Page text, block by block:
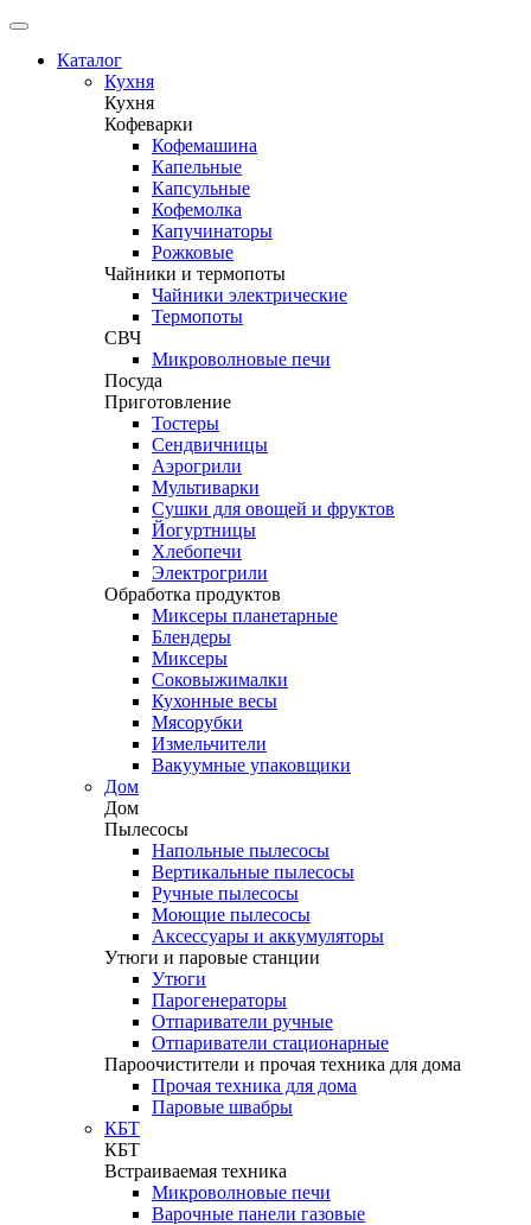
Каталог
Кухня
Кухня
Кофеварки
Кофемашина
Капельные
Капсульные
Кофемолка
Капучинаторы
Рожковые
Чайники и термопоты
Чайники электрические
Термопоты
СВЧ
Микроволновые печи
Посуда
Приготовление
Тостеры
Сендвичницы
Аэрогрили
Мультиварки
Сушки для овощей и фруктов
Йогуртницы
Хлебопечи
Электрогрили
Обработка продуктов
Миксеры планетарные
Блендеры
Миксеры
Соковыжималки
Кухонные весы
Мясорубки
Измельчители
Вакуумные упаковщики
Дом
Дом
Пылесосы
Напольные пылесосы
Вертикальные пылесосы
Ручные пылесосы
Моющие пылесосы
Аксессуары и аккумуляторы
Утюги и паровые станции
Утюги
Парогенераторы
Отпариватели ручные
Отпариватели стационарные
Пароочистители и прочая техника для дома
Прочая техника для дома
Паровые швабры
КБТ
КБТ
Встраиваемая техника
Микроволновые печи
Варочные панели газовые